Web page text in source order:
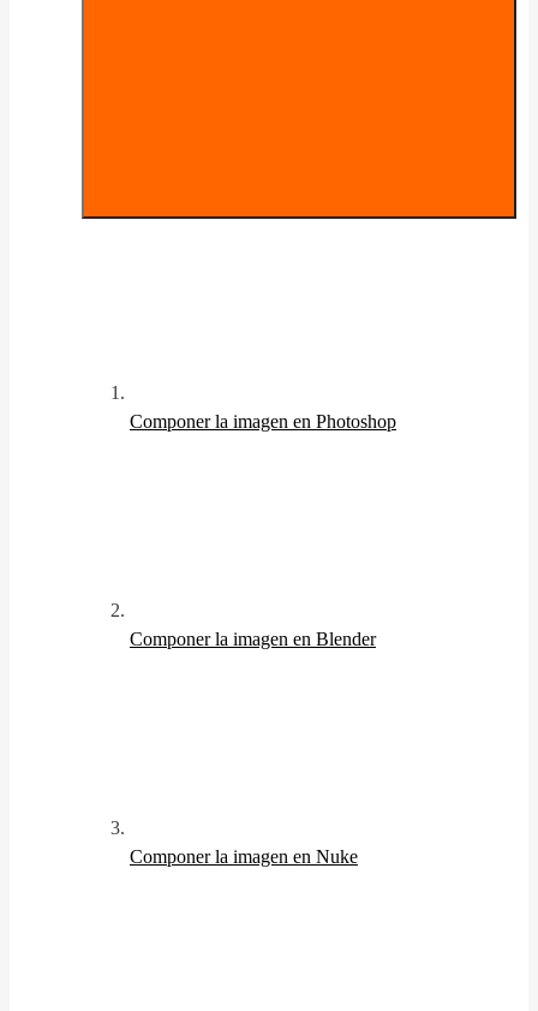
Componer la imagen en Photoshop
Componer la imagen en Blender
Componer la imagen en Nuke